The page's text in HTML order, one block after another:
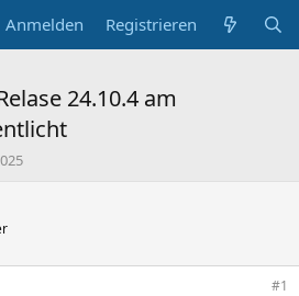
Anmelden Registrieren
24.10.4 am
#1